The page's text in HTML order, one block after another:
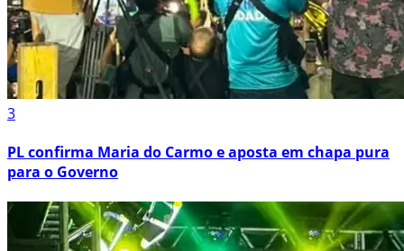
3
PL confirma Maria do Carmo e aposta em chapa pura
para o Governo